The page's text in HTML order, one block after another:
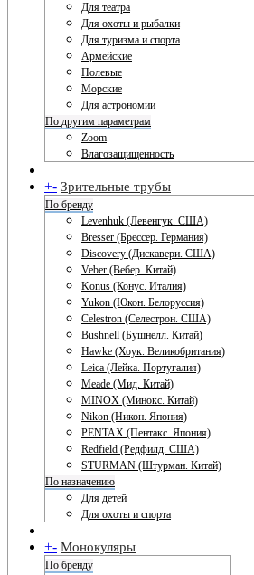
Для театра
Для охоты и рыбалки
Для туризма и спорта
Армейские
Полевые
Морские
Для астрономии
По другим параметрам
Zoom
Влагозащищенность
+- Зрительные трубы
По бренду
Levenhuk (Левенгук. США)
Bresser (Брессер. Германия)
Discovery (Дискавери. США)
Veber (Вебер. Китай)
Konus (Конус. Италия)
Yukon (Юкон. Белоруссия)
Celestron (Селестрон. США)
Bushnell (Бушнелл. Китай)
Hawke (Хоук. Великобритания)
Leica (Лейка. Португалия)
Meade (Мид. Китай)
MINOX (Минокс. Китай)
Nikon (Никон. Япония)
PENTAX (Пентакс. Япония)
Redfield (Редфилд. США)
STURMAN (Штурман. Китай)
По назначению
Для детей
Для охоты и спорта
+- Монокуляры
По бренду